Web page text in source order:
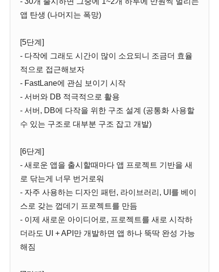
앱 탄생 (나머지는 폭망)
[5단계]
- 다작에 그래도 시간이 많이 소요되니 조금더 효율
적으로 접근해보자
- FastLane에 관심 보이기 시작
- 서버와 DB 적극적으로 활용
- 서버, DB에 다작을 위한 구조 설계 (공통화 사용할
수 있는 구조로 대부분 구조 잡고 개발)
[6단계]
- 새로운 앱을 출시할때마다 앱 프로젝트 기반을 새
로 닦는게 너무 번거로워
- 자주 사용하는 디자인 패턴, 라이브러리, UI를 베이
스로 갖는 껍데기 프로젝트를 만듬
- 이제 새로운 아이디어로, 프로젝트를 새로 시작하
더라도 UI + API만 개발하면 앱 하나 뚝딱 완성 가능
해짐